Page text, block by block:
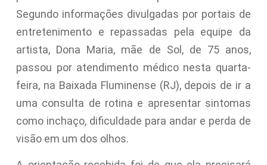
Segundo informações divulgadas por portais de
entretenimento e repassadas pela equipe da
artista, Dona Maria, mãe de Sol, de 75 anos,
passou por atendimento médico nesta quarta-
feira, na Baixada Fluminense (RJ), depois de ir a
uma consulta de rotina e apresentar sintomas
como inchaço, dificuldade para andar e perda de
visão em um dos olhos.